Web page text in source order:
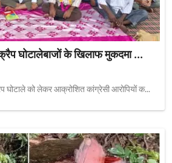
घोटालेबाजों के खिलाफ मुकदमा ...
को लेकर आक्रोशित कांग्रेसी आरोपियों क...